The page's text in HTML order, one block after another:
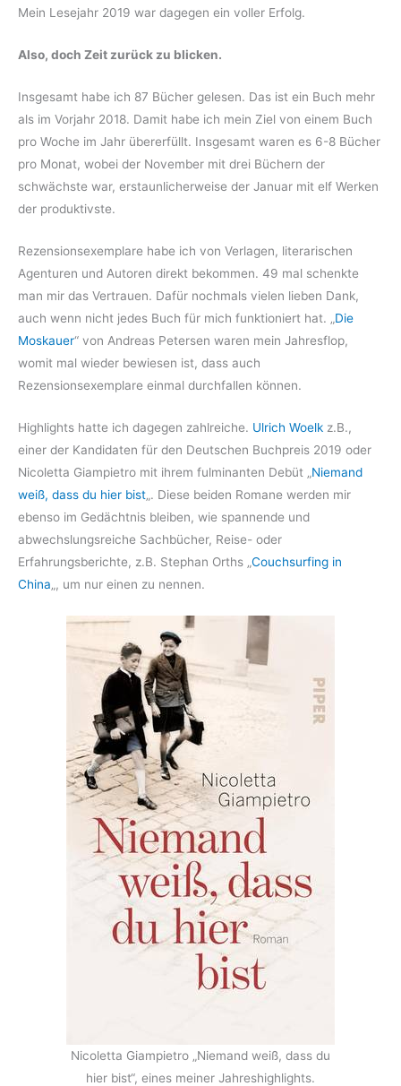
Mein Lesejahr 2019 war dagegen ein voller Erfolg.
Also, doch Zeit zurück zu blicken.
Insgesamt habe ich 87 Bücher gelesen. Das ist ein Buch mehr
als im Vorjahr 2018. Damit habe ich mein Ziel von einem Buch
pro Woche im Jahr übererfüllt. Insgesamt waren es 6-8 Bücher
pro Monat, wobei der November mit drei Büchern der
schwächste war, erstaunlicherweise der Januar mit elf Werken
der produktivste.
Rezensionsexemplare habe ich von Verlagen, literarischen
Agenturen und Autoren direkt bekommen. 49 mal schenkte
man mir das Vertrauen. Dafür nochmals vielen lieben Dank,
auch wenn nicht jedes Buch für mich funktioniert hat. „ Die
Moskauer“ von Andreas Petersen waren mein Jahresflop,
womit mal wieder bewiesen ist, dass auch
Rezensionsexemplare einmal durchfallen können.
Highlights hatte ich dagegen zahlreiche. Ulrich Woelk z.B.,
einer der Kandidaten für den Deutschen Buchpreis 2019 oder
Nicoletta Giampietro mit ihrem fulminanten Debüt „ Niemand
weiß, dass du hier bist„. Diese beiden Romane werden mir
ebenso im Gedächtnis bleiben, wie spannende und
abwechslungsreiche Sachbücher, Reise- oder
Erfahrungsberichte, z.B. Stephan Orths „Couchsurfing in
China„, um nur einen zu nennen.
Nicoletta Giampietro „Niemand weiß, dass du
hier bist“, eines meiner Jahreshighlights.